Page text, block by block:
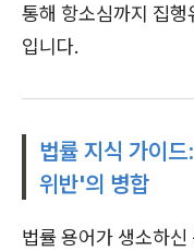
통해 항소심까지 집
입니다.
법률 지식 가이
위반'의 병합
법률 용어가 생소하